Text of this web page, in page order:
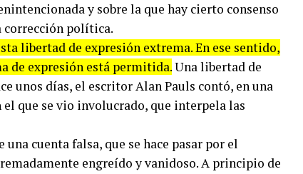
y sobre la que hay cierto consenso
corrección política.
libertad de expresión extrema. En ese sentido,
de expresión está permitida.Una libertad de
unos días, el escritor Alan Pauls contó, en una
que se vio involucrado, que interpela las
cuenta falsa, que se hace pasar por el
engreído y vanidoso. A principio de